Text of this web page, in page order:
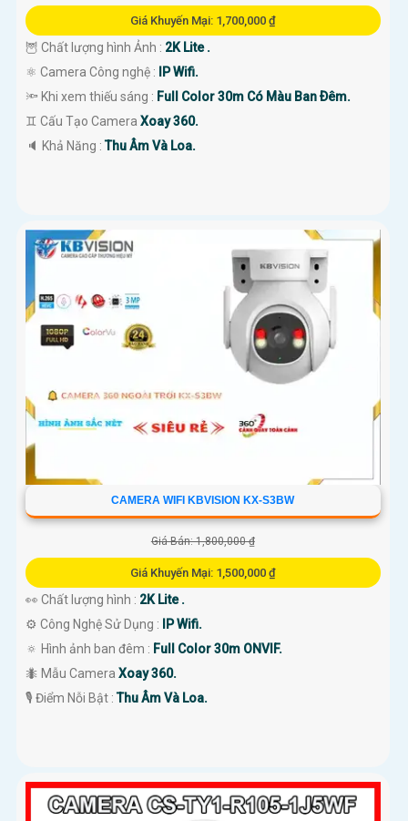
Giá Khuyến Mại: 1,700,000 ₫
🦉 Chất lượng hình Ảnh : 2K Lite .
⚛️ Camera Công nghệ :
IP Wifi.
🔦 Khi xem thiếu sáng : Full Color 30m Có Màu Ban Ðêm.
♊ Cấu Tạo Camera Xoay 360.
️🔈 Khả Năng :Thu Âm Và Loa.
CAMERA WIFI KBVISION KX-S3BW
Giá Bán: 1,800,000 ₫
Giá Khuyến Mại: 1,500,000 ₫
👀 Chất lượng hình : 2K Lite .
⚙ Công Nghệ Sử Dụng :
IP Wifi.
🔅 Hình ảnh ban đêm : Full Color 30m ONVIF.
🐜 Mẫu Camera Xoay 360.
️🎙 Điểm Nỗi Bật :Thu Âm Và Loa.